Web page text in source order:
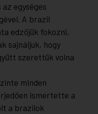
egységes
A brazil
edzőjük fokozni,
sajnáljuk, hogy
szerettük volna
minden
ismertette a
a brazilok